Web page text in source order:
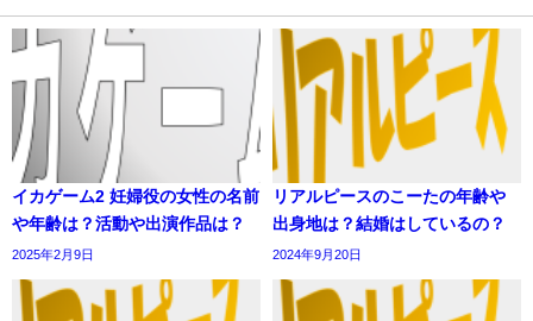
イカゲーム2 妊婦役の女性の名前
や年齢は？活動や出演作品は？
2025年2月9日
リアルピースのこーたの年齢や
出身地は？結婚はしているの？
2024年9月20日